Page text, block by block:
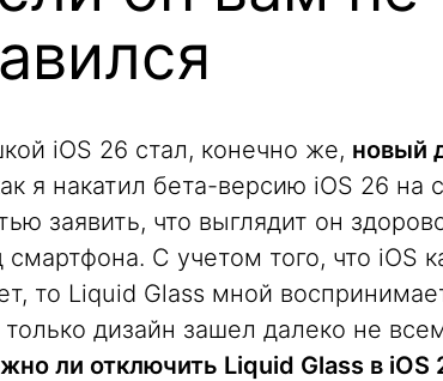
iOS 26 стал, конечно же, новый
я накатил бета-версию iOS 26 на
заявить, что выглядит он
С учетом того, что iOS
то Liquid Glass мной
только дизайн зашел далеко не
ли отключить Liquid Glass в iOS